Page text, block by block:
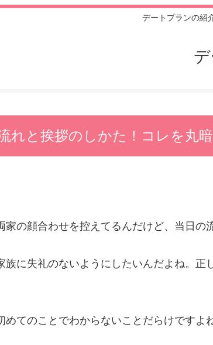
デートプランの紹
れと挨拶のしかた！コレを丸
家の顔合わせを控えてるんだけど、当日の
族に失礼のないようにしたいんだよね。正
めてのことでわからないことだらけですよね